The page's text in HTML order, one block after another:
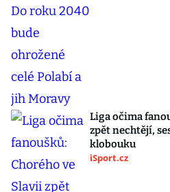
Liga očima
zpět nechtějí,
klobouku
iSport.cz